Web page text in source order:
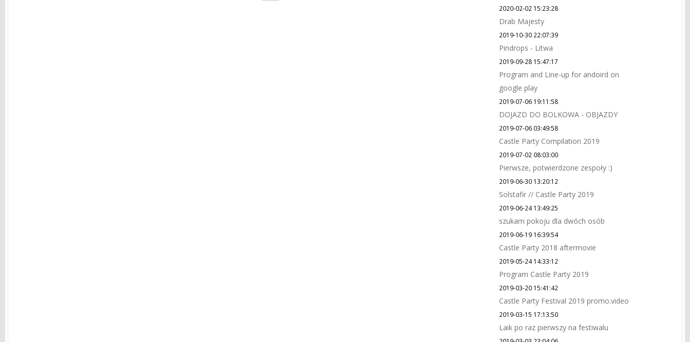
2020-02-02 15:23:28
Drab Majesty
2019-10-30 22:07:39
Pindrops - Litwa
2019-09-28 15:47:17
Program and Line-up for andoird on
google play
2019-07-06 19:11:58
DOJAZD DO BOLKOWA - OBJAZDY
2019-07-06 03:49:58
Castle Party Compilation 2019
2019-07-02 08:03:00
Pierwsze, potwierdzone zespoły :)
2019-06-30 13:20:12
Solstafir // Castle Party 2019
2019-06-24 13:49:25
szukam pokoju dla dwóch osób
2019-06-19 16:39:54
Castle Party 2018 aftermovie
2019-05-24 14:33:12
Program Castle Party 2019
2019-03-20 15:41:42
Castle Party Festival 2019 promo.video
2019-03-15 17:13:50
Laik po raz pierwszy na festiwalu